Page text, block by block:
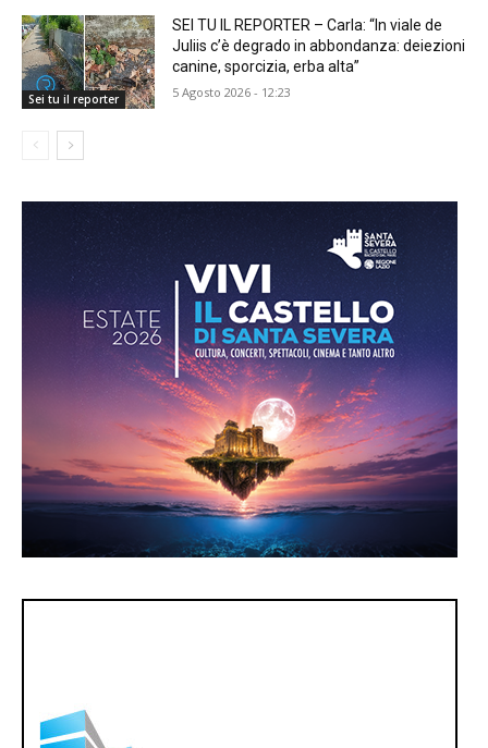
Sei tu il reporter
SEI TU IL REPORTER – Carla: “In viale de
Juliis c’è degrado in abbondanza: deiezioni
canine, sporcizia, erba alta”
5 Agosto 2026 - 12:23